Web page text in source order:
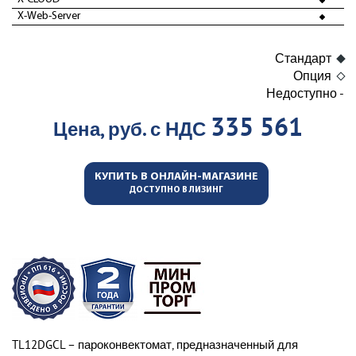
X-Web-Server
Стандарт
Опция
Недоступно -
Цена, руб. с НДС 335 561
КУПИТЬ В ОНЛАЙН-МАГАЗИНЕ
ДОСТУПНО В ЛИЗИНГ
TL12DGCL – пароконвектомат, предназначенный для